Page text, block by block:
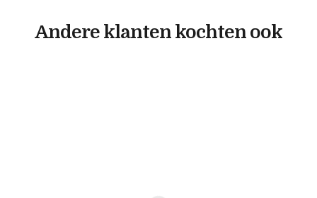
Andere klanten kochten ook